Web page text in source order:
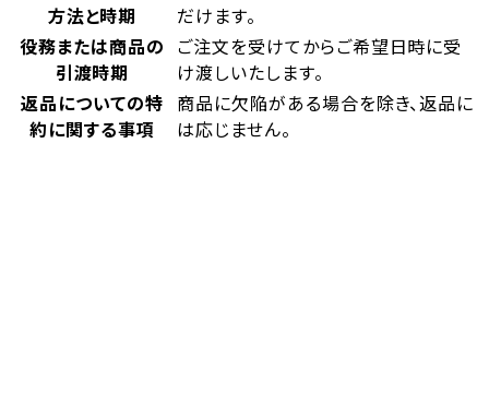
方法と時期
だけます。
役務または商品の
引渡時期
ご注文を受けてからご希望日時に受
け渡しいたします。
返品についての特
約に関する事項
商品に欠陥がある場合を除き、返品に
は応じません。